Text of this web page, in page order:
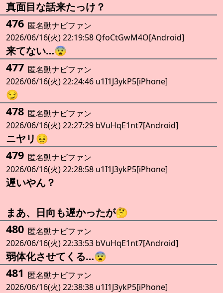
真面目な話来たっけ？
476 匿名動ナビファン
2026/06/16(火) 22:19:58 QfoCtGwM4O[Android]
来てない…😨
477 匿名動ナビファン
2026/06/16(火) 22:24:46 u1I1J3ykP5[iPhone]
😏
478 匿名動ナビファン
2026/06/16(火) 22:27:29 bVuHqE1nt7[Android]
ニヤリ😣
479 匿名動ナビファン
2026/06/16(火) 22:28:58 u1I1J3ykP5[iPhone]
遅いやん？
まあ、日向も遅かったが🤔
480 匿名動ナビファン
2026/06/16(火) 22:33:53 bVuHqE1nt7[Android]
弱体化させてくる…😨
481 匿名動ナビファン
2026/06/16(火) 22:38:38 u1I1J3ykP5[iPhone]